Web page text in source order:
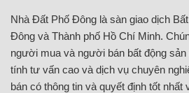
Nhà Đất Phố Đông là sàn giao dịch
Đông và Thành phố Hồ Chí Minh.
người mua và người bán bất động
tính tư vấn cao và dịch vụ chuyên
bán có thông tin và quyết định tốt nhất